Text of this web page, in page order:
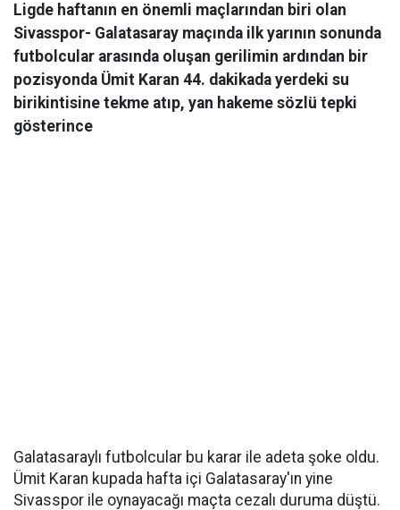
Ligde haftanın en önemli maçlarından biri olan
Sivasspor- Galatasaray maçında ilk yarının sonunda
futbolcular arasında oluşan gerilimin ardından bir
pozisyonda Ümit Karan 44. dakikada yerdeki su
birikintisine tekme atıp, yan hakeme sözlü tepki
gösterince
Galatasaraylı futbolcular bu karar ile adeta şoke oldu.
Ümit Karan kupada hafta içi Galatasaray'ın yine
Sivasspor ile oynayacağı maçta cezalı duruma düştü.